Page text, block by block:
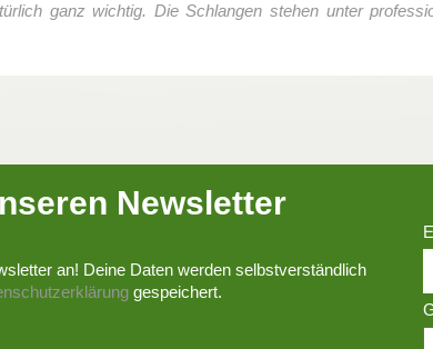
ganz wichtig. Die Schlangen stehen unter
Newsletter
an! Deine Daten werden selbstverständlich
gespeichert.